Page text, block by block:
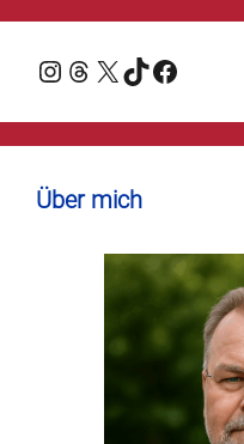
Instagram
Threads
X TikTok
Über mich